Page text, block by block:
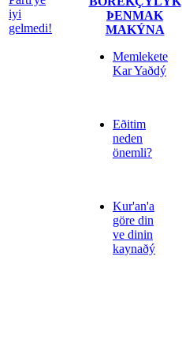
iyi
gelmedi!
ÞENMAK
MAKÝNA
Memlekete
Kar Yaðdý
Eðitim
neden
önemli?
Kur'an'a
göre din
ve dinin
kaynaðý